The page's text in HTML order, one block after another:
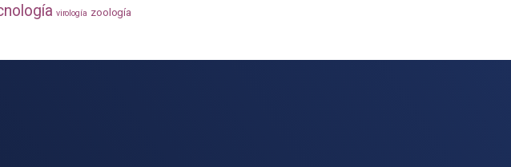
virología zoología